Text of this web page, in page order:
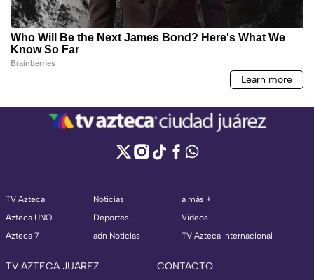
TV Azteca
Azteca UNO
Azteca 7
Noticias
Deportes
adn Noticias
a más +
Videos
TV Azteca Internacional
TV AZTECA JUAREZ CONTACTO